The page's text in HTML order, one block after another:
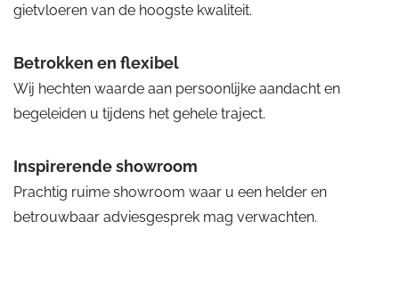
gietvloeren van de hoogste kwaliteit.
Betrokken en flexibel
Wij hechten waarde aan persoonlijke aandacht en
begeleiden u tijdens het gehele traject.
Inspirerende showroom
Prachtig ruime showroom waar u een helder en
betrouwbaar adviesgesprek mag verwachten.